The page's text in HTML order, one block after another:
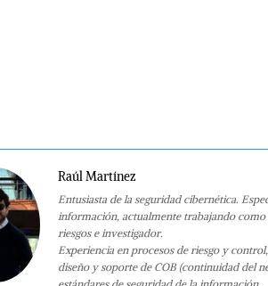
Raúl Martínez
Entusiasta de la seguridad cibernética.
información, actualmente trabajando como
riesgos e investigador.
Experiencia en procesos de riesgo y
diseño y soporte de COB (continuidad del